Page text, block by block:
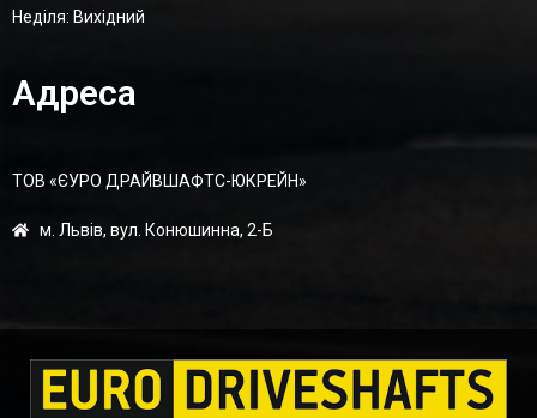
Неділя: Вихідний
Адреса
ТОВ «ЄУРО ДРАЙВШАФТC-ЮКРЕЙН»
м. Львів, вул. Конюшинна, 2-Б